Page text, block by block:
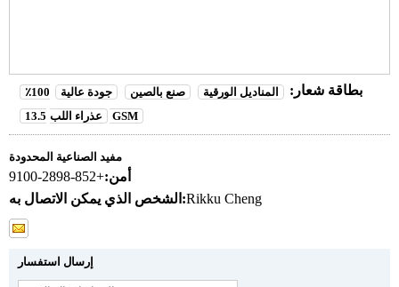
بطاقة شعار: المناديل الورقية صنع بالصين جودة عالية
100٪
عذراء اللب
13.5 GSM
مفيد الصناعية المحدودة
أمن:+852-2898-9100
الشخص الذي يمكن الاتصال به:Rikku Cheng
إرسال استفسار